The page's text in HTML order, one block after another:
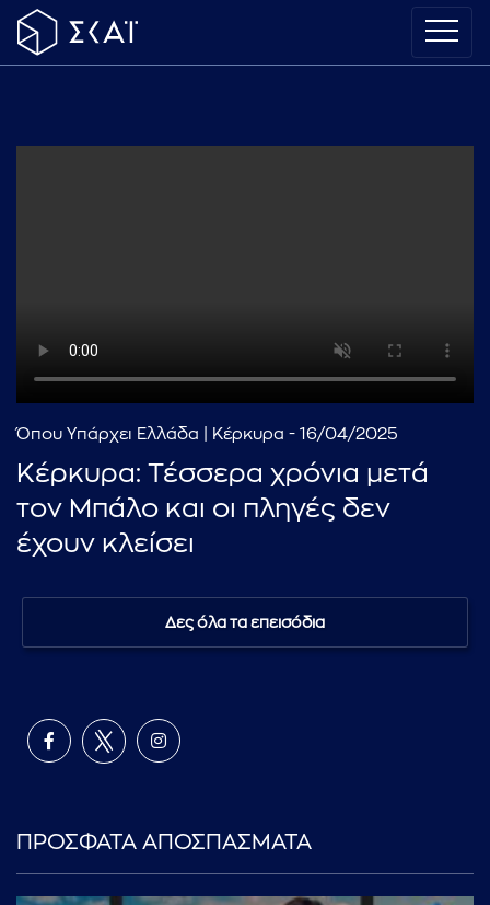
Όπου Υπάρχει Ελλάδα | Κέρκυρα - 16/04/2025
Κέρκυρα: Τέσσερα χρόνια μετά
τον Μπάλο και οι πληγές δεν
έχουν κλείσει
Δες όλα τα επεισόδια
ΠΡΟΣΦΑΤΑ ΑΠΟΣΠΑΣΜΑΤΑ